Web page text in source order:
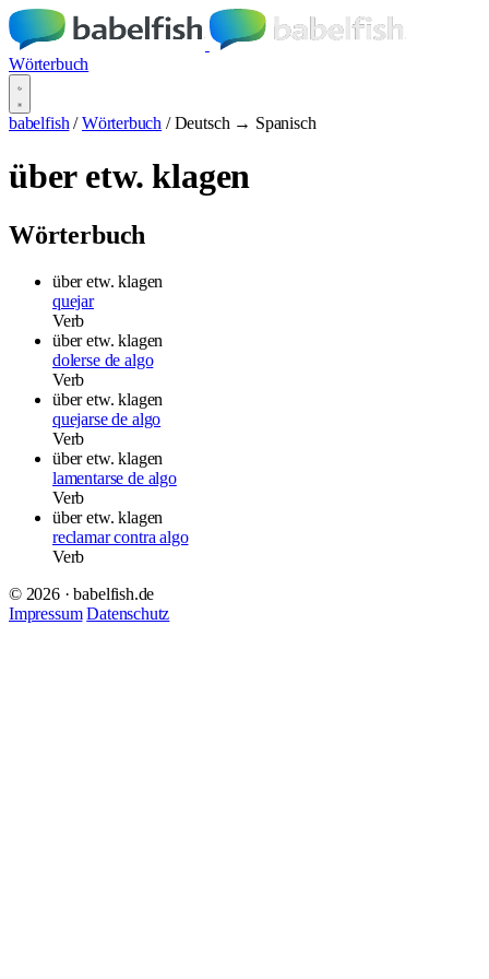
Wörterbuch
babelfish / Wörterbuch / Deutsch → Spanisch
über etw. klagen
Wörterbuch
über etw. klagen
quejar
Verb
über etw. klagen
dolerse de algo
Verb
über etw. klagen
quejarse de algo
Verb
über etw. klagen
lamentarse de algo
Verb
über etw. klagen
reclamar contra algo
Verb
© 2026 · babelfish.de
Impressum Datenschutz